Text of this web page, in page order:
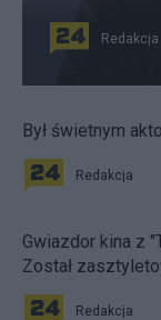
Redakcja
Był świetnym
Redakcja
Gwiazdor kina z
Został
Redakcja